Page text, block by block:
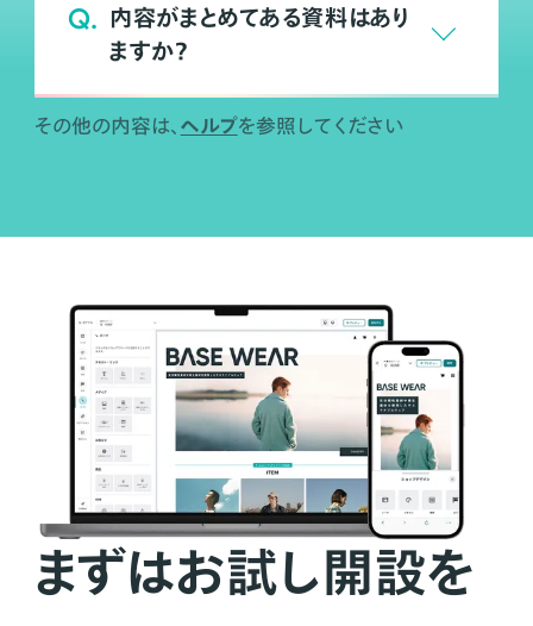
Q. 内容がまとめてある資料はあり
ますか？
その他の内容は、 ヘルプを参照してください
まずはお試し開設を